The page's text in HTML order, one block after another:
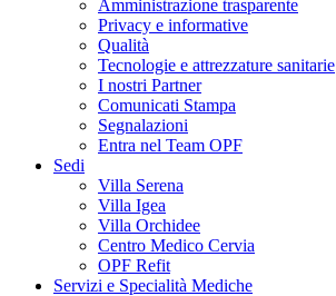
Amministrazione trasparente
Privacy e informative
Qualità
Tecnologie e attrezzature sanitarie
I nostri Partner
Comunicati Stampa
Segnalazioni
Entra nel Team OPF
Sedi
Villa Serena
Villa Igea
Villa Orchidee
Centro Medico Cervia
OPF Refit
Servizi e Specialità Mediche